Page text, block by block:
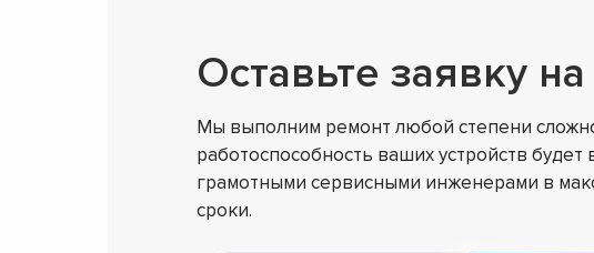
Оставьте заявку
Мы выполним ремонт любой степени
работоспособность ваших устройств будет
грамотными сервисными инженерами в
сроки.